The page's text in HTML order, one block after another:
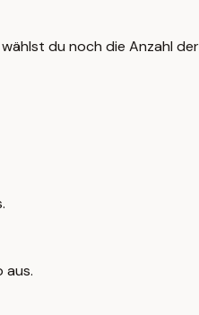
du noch die Anzahl der
aus.